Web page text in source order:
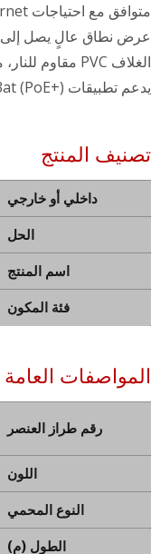
عرض نطاق عالٍ يصل إلى 250 ميجاهرتز.
الغلاف PVC مقاوم للنار، مصنف CM.
يدعم تطبيقات IEEE 802.3af (PoE) / IEEE 802.3at (PoE+).
تصنيف المنتج
داخلي أو خارجي
الحل
اسم المنتج
فئة المكون
المواصفات العامة
رقم طراز العنصر
اللون
النوع المحمي
الطول (م)